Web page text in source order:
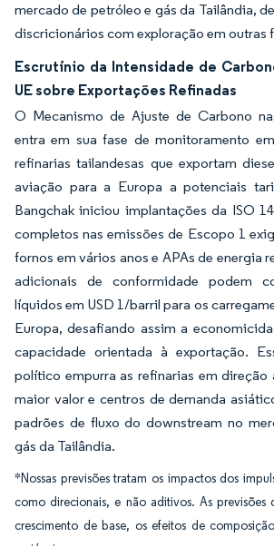
mercado de petróleo e gás da Tailândia,
discricionários com exploração em outras
Escrutínio da Intensidade de
UE sobre Exportações Refinadas
O Mecanismo de Ajuste de Carbono
entra em sua fase de monitoramento
refinarias tailandesas que exportam
aviação para a Europa a potenciais
Bangchak iniciou implantações da ISO
completos nas emissões de Escopo 1
fornos em vários anos e APAs de energia
adicionais de conformidade podem
líquidos em USD 1/barril para os
Europa, desafiando assim a
capacidade orientada à exportação.
político empurra as refinarias em direção
maior valor e centros de demanda
padrões de fluxo do downstream no
gás da Tailândia.
*Nossas previsões tratam os impactos dos
como direcionais, e não aditivos. As
crescimento de base, os efeitos de